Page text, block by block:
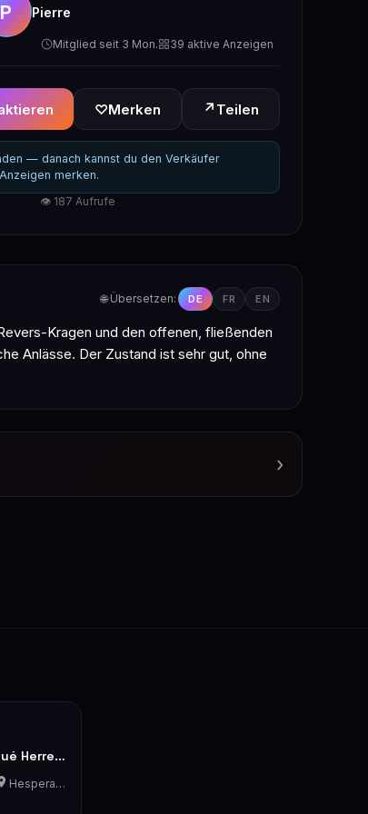
P Pierre
Mitglied seit 3 Mon. 39 aktive Anzeigen
♡Merken ↗ Teilen
— danach kannst du den Verkäufer
merken.
👁 187 Aufrufe
🌐 Übersetzen: DE FR EN
Kragen und den offenen, fließenden
Anlässe. Der Zustand ist sehr gut, ohne
›
Herren
Hesperange